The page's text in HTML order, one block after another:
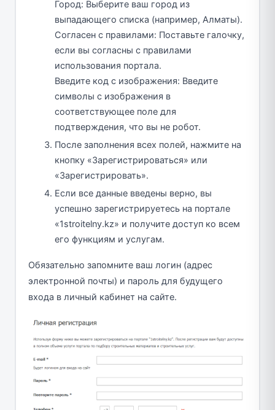
Город: Выберите ваш город из
выпадающего списка (например, Алматы).
Согласен с правилами: Поставьте галочку,
если вы согласны с правилами
использования портала.
Введите код с изображения: Введите
символы с изображения в
соответствующее поле для
подтверждения, что вы не робот.
После заполнения всех полей, нажмите на
кнопку «Зарегистрироваться» или
«Зарегистрировать».
Если все данные введены верно, вы
успешно зарегистрируетесь на портале
«1stroitelny.kz» и получите доступ ко всем
его функциям и услугам.
Обязательно запомните ваш логин (адрес
электронной почты) и пароль для будущего
входа в личный кабинет на сайте.